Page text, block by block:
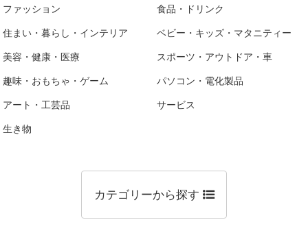
ファッション 食品・ドリンク
住まい・暮らし・インテリア ベビー・キッズ・マタニティー
美容・健康・医療 スポーツ・アウトドア・車
趣味・おもちゃ・ゲーム パソコン・電化製品
アート・工芸品 サービス
生き物
カテゴリーから探す